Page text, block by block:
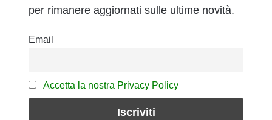
per rimanere aggiornati sulle ultime novità.
Email
Accetta la nostra Privacy Policy